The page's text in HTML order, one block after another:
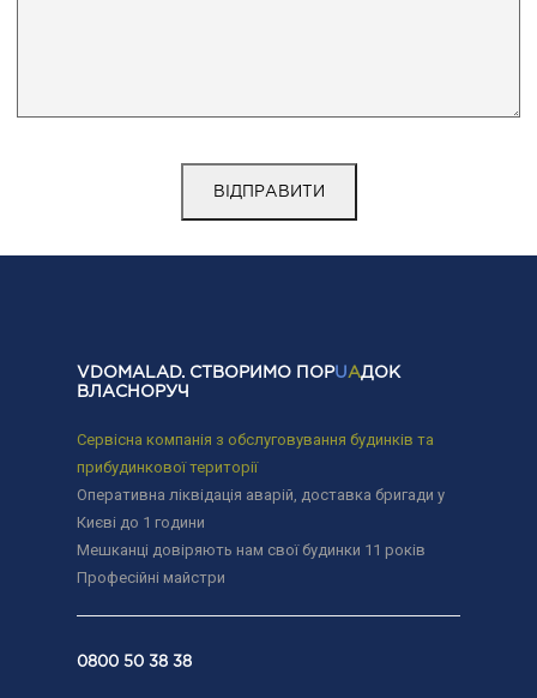
VDOMALAD. СТВОРИМО ПОРUAДОК
ВЛАСНОРУЧ
Сервісна компанія з обслуговування будинків та
прибудинкової території
Оперативна ліквідація аварій, доставка бригади у
Києві до 1 години
Мешканці довіряють нам свої будинки 11 років
Професійні майстри
0800 50 38 38